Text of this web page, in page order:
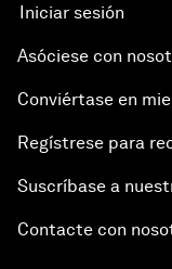
Iniciar sesión
Asóciese con
Conviértase en
Regístrese para
Suscríbase a
Contacte con